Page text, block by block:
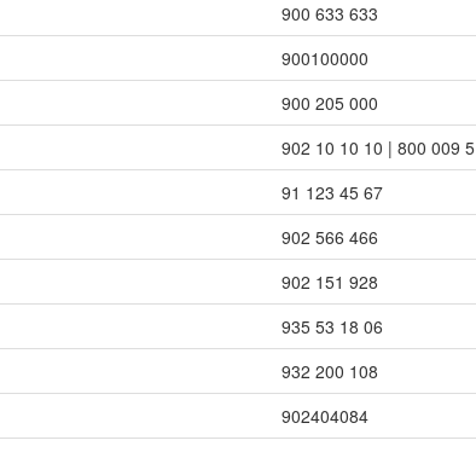
900 633 633
900100000
900 205 000
902 10 10 10 | 800 009 5
91 123 45 67
902 566 466
902 151 928
935 53 18 06
932 200 108
902404084